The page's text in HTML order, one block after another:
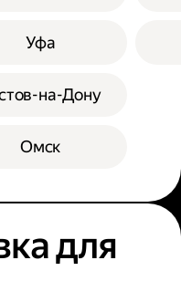
Уфа
на-Дону
Омск
для